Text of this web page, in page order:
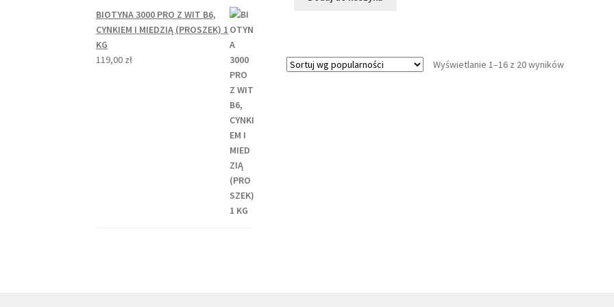
Wyświetlanie 1–16 z 20 wynikówPosortowane
BIOTYNA 3000 PRO Z WIT B6,
CYNKIEM I MIEDZIĄ (PROSZEK) 1
KG
119,00 zł